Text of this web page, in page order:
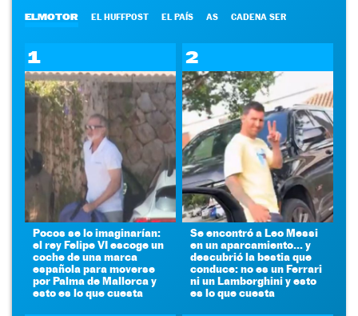
ELMOTOR EL HUFFPOST EL PAÍS AS CADENA SER
1
Pocos se lo imaginarían:
el rey Felipe VI escoge un
coche de una marca
española para moverse
por Palma de Mallorca y
esto es lo que cuesta
2
Se encontró a Leo Messi
en un aparcamiento... y
descubrió la bestia que
conduce: no es un Ferrari
ni un Lamborghini y esto
es lo que cuesta